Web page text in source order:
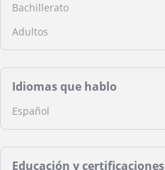
Bachillerato
Adultos
Idiomas que hablo
Español
Educación y certificaciones